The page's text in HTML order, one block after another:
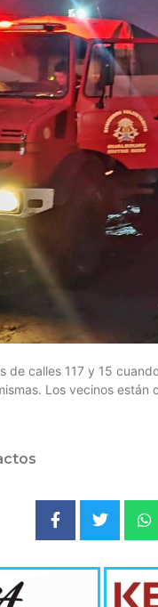
de calles 117 y 15
Los vecinos